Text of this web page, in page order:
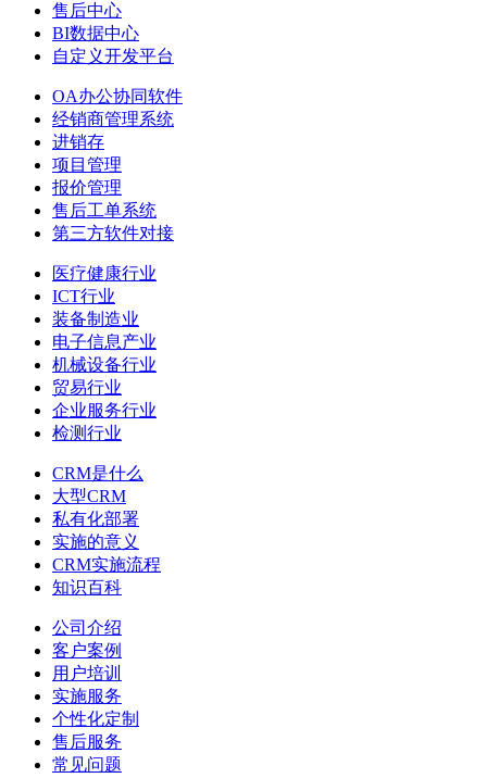
售后中心
BI数据中心
自定义开发平台
OA办公协同软件
经销商管理系统
进销存
项目管理
报价管理
售后工单系统
第三方软件对接
医疗健康行业
ICT行业
装备制造业
电子信息产业
机械设备行业
贸易行业
企业服务行业
检测行业
CRM是什么
大型CRM
私有化部署
实施的意义
CRM实施流程
知识百科
公司介绍
客户案例
用户培训
实施服务
个性化定制
售后服务
常见问题